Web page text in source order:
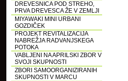
DREVESNICA POD STREHO,
PRVA DREVESCA ŽE V ZEMLJI
MIYAWAKI MINI URBANI
GOZDIČEK
PROJEKT REVITALIZACIJA
NABREŽJA RADVANJSKEGA
POTOKA
VABLJENI NA APRILSKI ZBOR V
SVOJI SKUPNOSTI
ZBORI SAMOORGANIZIRANIH
SKUPNOSTI V MARCU